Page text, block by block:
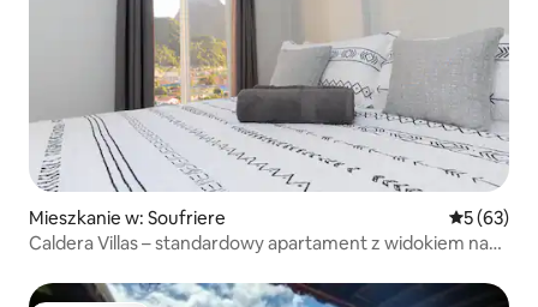
Mieszkanie w: Soufriere Średnia
5 (63)
Caldera Villas – standardowy apartament z widokiem na